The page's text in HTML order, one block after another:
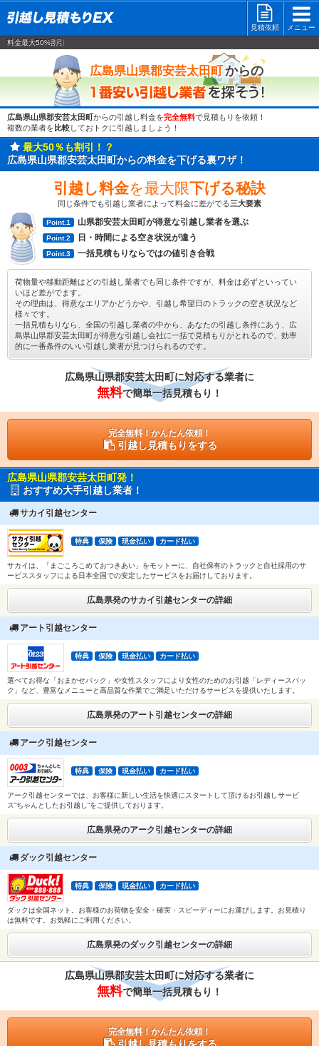
見積依頼
メニュー
料金最大50%割引
広島県山県郡安芸太田町からの
広島県山県郡安芸太田町からの引越し料金を完全無料で見積もりを依頼！
複数の業者を 比較しておトクに引越しましょう！
最大50％も割引！？
広島県山県郡安芸太田町からの料金を下げる裏ワザ！
引越し料金を最大限下げる秘訣
同じ条件でも引越し業者によって料金に差がでる三大要素
Point.1 山県郡安芸太田町が得意な引越し業者を選ぶ
Point.2 日・時間による空き状況が違う
Point.3 一括見積もりならではの値引き合戦
荷物量や移動距離はどの引越し業者でも同じ条件ですが、料金は必ずといってい
いほど差がでます。
その理由は、得意なエリアかどうかや、引越し希望日のトラックの空き状況など
様々です。
一括見積もりなら、全国の引越し業者の中から、あなたの引越し条件にあう、広
島県山県郡安芸太田町が得意な引越し会社に一括で見積もりがとれるので、効率
的に一番条件のいい引越し業者が見つけられるのです。
広島県山県郡安芸太田町に対応する業者に
無料で簡単一括見積もり！
完全無料！かんたん依頼！
引越し見積もりをする
広島県山県郡安芸太田町発！
おすすめ大手引越し業者！
サカイ引越センター
特典 保険 現金払い カード払い
サカイは、「まごころこめておつきあい」をモットーに、自社保有のトラックと自社採用のサ
ービススタッフによる日本全国での安定したサービスをお届けしております。
広島県発のサカイ引越センターの詳細
アート引越センター
特典 保険 現金払い カード払い
選べてお得な「おまかせパック」や女性スタッフにより女性のためのお引越「レディースパッ
ク」など、豊富なメニューと高品質な作業でご満足いただけるサービスを提供いたします。
広島県発のアート引越センターの詳細
アーク引越センター
特典 保険 現金払い カード払い
アーク引越センターでは、お客様に新しい生活を快適にスタートして頂けるお引越しサービ
ス”ちゃんとしたお引越し”をご提供しております。
広島県発のアーク引越センターの詳細
ダック引越センター
特典 保険 現金払い カード払い
ダックは全国ネット。お客様のお荷物を安全・確実・スピーディーにお運びします。お見積り
は無料です。お気軽にご利用ください。
広島県発のダック引越センターの詳細
広島県山県郡安芸太田町に対応する業者に
無料で簡単一括見積もり！
完全無料！かんたん依頼！
引越し見積もりをする